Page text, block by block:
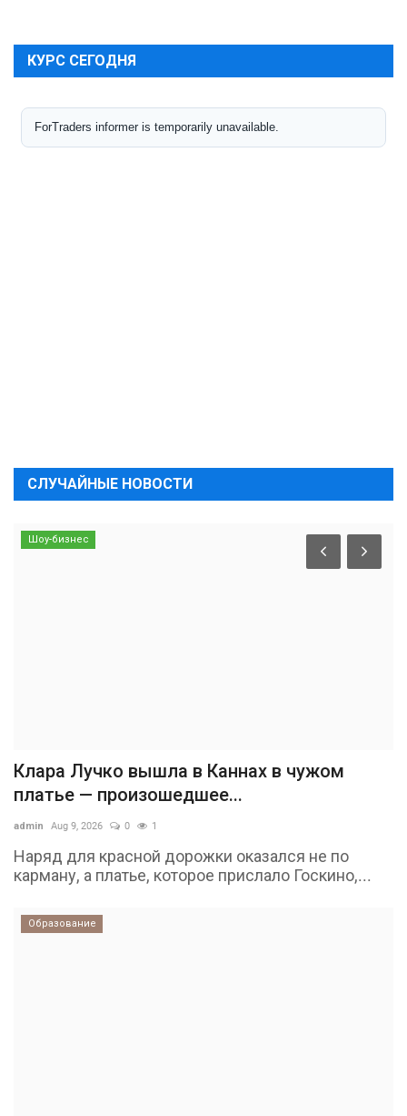
КУРС СЕГОДНЯ
СЛУЧАЙНЫЕ НОВОСТИ
Шоу-бизнес
Клара Лучко вышла в Каннах в чужом
платье — произошедшее...
admin Aug 9, 2026 0 1
Наряд для красной дорожки оказался не по
карману, а платье, которое прислало Госкино,...
Образование